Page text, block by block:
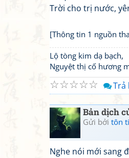
Trời cho trị nước,
[Thông tin 1 nguồn
Lộ tòng kim dạ bạch,
Nguyệt thị cố hương
☆
☆
☆
☆
☆ Trả
Bản dịch
Gửi bởi tôn
Nghe nói mới sang